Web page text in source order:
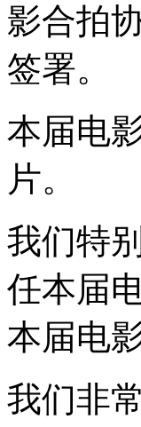
影合拍
签署。
本届电
片。
我们特
任本届
本届电
我们非